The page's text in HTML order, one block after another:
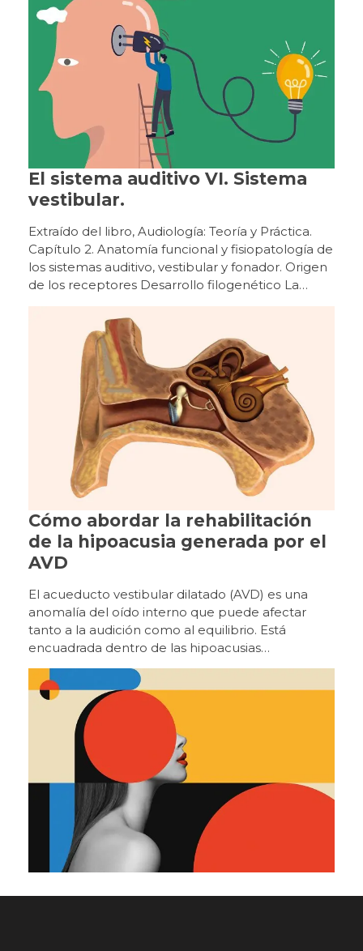
El sistema auditivo VI. Sistema
vestibular.
Extraído del libro, Audiología: Teoría y Práctica. Capítulo 2. Anatomía funcional y fisiopatología de los sistemas auditivo, vestibular y fonador. Origen de los receptores Desarrollo filogenético La percepción de la aceleración lineal y angular por los distintos receptores vestibulares permite que todas las especies animales que los poseen puedan orientarse en el espacio terrestre, aéreo y acuático de nuestro planeta. Esencialmente, desde que surgió la función del equilibrio en los primitivos organismos animales prehistóricos ha permanecido sin cambios hasta la actualidad, aunque morfológicamente los órganos sensoriales se han ido especializando y evolucionando según las diversas especies. El más simple es el estatocisto, consistente en una invaginación de la superficie animal (medusa, esponja) con líquido en su interior y una partícula calcárea que hace presión y desplaza los cilios de las células receptoras (localizadas en una región de la pared, similar a la mácula del sáculo). En función de la fuerza de la gravedad que se ejerce sobre dichas células, estos organismos mantienen una orientación espacial con sentido y dirección vertical. Posteriormente, en algunos moluscos, como el pulpo y la sepia, surgieron las primeras crestas, además del estatocisto, lo que permitió responder a movimientos de aceleración angular, con presencia de nistagmo. La complejidad del laberinto posterior progresa en un grupo de vertebrados con la aparición de los primeros conductos semicirculares verticales y con el cierre de la invaginación del estatocisto, formando una vesícula aislada en el interior, con líquido de producción endógena (endolinfa). La lamprea alcanza una estructura de canales anterior y posterior (con dilataciones bullosas, las ampollas, cada una con un primitivo receptor en forma de cresta), comunicados por un saco bilobulado con mácula sacular y utricular separadas, donde se localizan las células sensoriales. La aparición del canal semicircular horizontal en los primeros peces óseos y cartilaginosos (con mandíbula) permitió un mayor control del espacio tridimensional. A partir del máximo desarrollo de dichas estructuras vestibulares en los peces modernos (hace 100 millones de años), se ha llegado al más alto grado de perfección morfofuncional del órgano del equilibrio. En los vertebrados superiores, las vías nerviosas vestibulares centrales son cada vez más complejas debido a un desarrollo paralelo de aquellos sistemas aferentes que intervienen para mantener el equilibrio. Desarrollo ontogenético En un embrión humano de 19 a 21 días (2 mm de longitud corono- caudal), en el ectodermo superficial de la porción cefálica a la altura del rombo encéfalo, se diferencian las primitivas células que forman la placoda ótica. Tras su invaginación (fosa ótica), la separación de la superficie dará origen al otocisto o vesícula ótica (28 días). A partir de su porción dorsal derivarán las diferentes partes del sistema vestibular (laberinto posterior) y desde su porción ventral surgirán las estructuras de la cóclea (laberinto anterior). Hacia la quinta semana (embrión de 8-9 mm) se forman unos pliegues en la pared del otocisto que corresponderán a los receptores vestibulares. Estos se identifican como sáculo, utrículo y los tres conductos semicirculares (a las 6,5 semanas, 14 mm). En la décima semana (50 mm) todo el laberinto membranoso es muy evidente y se forma a su alrededor un modelo cartilaginoso a partir de la cápsula ótica mesenquimal (Sadler, 2012; Suárez y cols., 2007). Origen de las vías vestibulares centrales Desarrollo filogenético En los vertebrados superiores, las vías nerviosas vestibulares centrales son cada vez más complejas debido a un desarrollo paralelo de aquellos sistemas aferentes que intervienen para mantener el equilibrio (visión y propiocepción), cuyas respectivas vías nerviosas interactúan con la vestibular. La organización de los núcleos vestibulares supraespinales, integrados en la formación reticular, se empieza a observar en la lamprea, con dos agrupaciones neuronales (núcleos dorsal y ventral). A partir de los peces teleósteos se identifican cuatro agrupaciones que van aumentando en el número de células en los vertebrados superiores. Las conexiones vestíbulo-espinales son necesarias para el mantenimiento de la orientación corporal en los vertebrados primitivos. Cuando se incorporan funciones más complejas en animales más evolucionados, aparecen conexiones vestíbulo-cerebelosas y vestíbulo-oculares, siendo menos relevantes las vestíbulo-espinales (Bartual y Pérez, 1998). Desarrollo ontogenético A partir del primitivo ganglio estatoacústico-facial (embrión humano de 28 días), derivado de la porción ventral del otocisto y alojado en la mesénquima circundante, se diferencia (décima semana) el ganglio espiral (situado cerca del receptor auditivo en la cóclea) y el ganglio vestibular o de Scarpa (próximo al conducto auditivo interno). En estas primitivas neuronas ganglionares van apareciendo unas delgadas prolongaciones citoplasmáticas en polos opuestos de las células. La prolongación periférica (dendrita) se dirige hacia las respectivas regiones del laberinto membranoso, donde se localizarán los órganos sensoriales. La prolongación central (axón) se dirige a regiones del rombo encéfalo donde, a medida que progrese el desarrollo del sistema nervioso central, se diferenciarán las neuronas que constituirán los futuros núcleos vestibulares. Los órganos sensoriales vestibulares alcanzan una maduración con aspecto semejante al adulto hacia la vigésimo tercera semana de gestación. Entre la decimoprimera y la decimotercera semana, cuando se empiezan a diferenciar las células sensoriales en los epitelios de las regiones que corresponderán a las máculas y crestas ampulares, también se pueden identificar terminaciones nerviosas aferentes y eferentes, que se distribuyen por dicho epitelio y establecen algunas sinapsis. Los órganos sensoriales vestibulares alcanzan una maduración con aspecto semejante al adulto hacia la vigésimo tercera semana (Bartual y Pérez, 1998; Suárez y cols., 2007). Malformaciones del sistema vestibular Las malformaciones del oído interno que afectan a los conductos semicirculares y al acueducto del vestíbulo, son las que suelen causar vértigos en la infancia. Sin embargo, la malformación más frecuente, la dilatación del conducto semicircular horizontal, es raro que se asocie con un trastorno del equilibrio. Los casos de agenesia de los conductos semicirculares son poco frecuentes y suelen ocasionar un trastorno en la marcha. Las malformaciones del oído interno que afectan a los conductos semicirculares y al acueducto del vestíbulo, son las que suelen causar vértigos en la infancia. Anatomía del aparato vestibular periférico Figura 13Receptores sensoriales del equilibrio El sistema vestibular está constituido por el aparato vestibular (contenido dentro del oído interno, donde se encuentran los órganos receptores sensoriales periféricos) y por las vías vestibulares o vías nerviosas sensoriales centrales (aferente y eferente). Vestíbulo En el interior del vestíbulo del laberinto óseo se distinguen el utrículo y el sáculo del laberinto membranoso. Estos se comunican entre sí por el conducto utrículo-sacular, del que parte el conducto endolinfático (alojado en el acueducto vestibular) que acaba en el saco endolinfático situado en el espacio subdural de la cavidad craneal, al nivel de la cara posterior del peñasco. Las máculas sacular y utricular son órganos receptores integrados por células de soporte y células receptoras sensoriales ciliadas recubiertas por una membrana horizontal, con componentes mucopolisacáridos, sobre la que hay una serie de cristales de carbonato cálcico u otolitos. En las máculas utricular y sacular existe una línea imaginaria, la estriola, donde se organizan los manojos de células ciliares a ambos lados y con polarizaciones opuestas. El utrículo es una cavidad conectada a los conductos semicirculares. En el plano horizontal y en su parte anterior, se ubica la mácula (órgano otolítico), pequeña vesícula, aplanada transversalmente y adherida a la fosita semiovoidea, donde se sitúan las células sensoriales o ciliares. Estas son semejantes a las de las ampollas de los conductos semicirculares (con estereocilios y un kinocilio) y con la misma actividad eléctrica. La mácula del utrículo, al estar colocada en el suelo, tiene una orientación horizontal, captando las lateralizaciones hacia los lados, o las inclinaciones de la cabeza y sus desplazamientos lineales hacia atrás y hacia delante. El sáculo está situado por debajo del utrículo, es una pequeña vesícula redondeada adherida a la fosita hemisférica. Al nivel de esta fosita se encuentra la mácula del sáculo. En las máculas utricular y sacular existe una línea imaginaria (estriola) donde se organizan los manojos de células ciliares a ambos lados y con polarizaciones opuestas. Los estereocilios, están inmersos en una sustancia gelatinosa, la membrana otolítica, que soporta concreciones calcáreas (carbonato cálcico), los otolitos o estatoconias. Estos ejercen una acción gravitacional sobre el conjunto de estereocilios y de la sustancia gelatinosa. Los otolitos están anclados en la masa gelatinosa mediante fibras de colágeno, pero pueden desprenderse y disolverse por el espacio endolinfático (Bartual y Pérez, 1998; Suárez y cols., 2007; Williams, 1998). Conductos semicirculares En el interior de los tres conductos semicirculares óseos se encuentran los membranosos, que comunican con el utrículo alojado en el vestíbulo óseo. Están dispuestos en ángulo recto uno respecto al otro, en los tres planos del espacio: los dos de posición vertical son los conductos semicirculares anterior y posterior, y el horizontal, es el conducto semicircular lateral. Tal posición hace posible que
Cómo abordar la rehabilitación
de la hipoacusia generada por el
AVD
El acueducto vestibular dilatado (AVD) es una anomalía del oído interno que puede afectar tanto a la audición como al equilibrio. Está encuadrada dentro de las hipoacusias neurosensoriales, en el grupo de alteraciones cocleovestibulares. Conocer sus características clínicas y audiológicas es clave para ofrecer rehabilitaciones auditivas adecuadas y una atención centrada en el paciente, como se ha tratado en otros artículos de esta misma revista. Este artículo explora esta condición y revisa las recomendaciones basadas en la literatura científica para la adaptación de audífonos y el seguimiento de los pacientes. El AVD es la malformación del oído interno más frecuente asociada con hipoacusia neurosensorial (entre un 5% y un 15%). Fue descrito por primera vez en 1791 por Carlo Mondini durante una disección del hueso temporal. Sin embargo, no fue hasta 1969 que Valvassori relacionó estas malformaciones con síntomas similares a los del síndrome de Ménière 1. En 1978, Valvassori y Clemis definieron formalmente el AVD tras revisar 3,700 estudios de tomografía y establecieron que un acueducto vestibular se considerará dilatado cuando su diámetro supere 1,5 mm. En adultos, el diámetro puede oscilar entre 1,5 mm y 8 mm, siendo el promedio de 4 mm. Aunque algunos estudios utilizan criterios diferentes, la definición de Valvassori y Clemis sigue siendo la más aceptada en la actualidad. El acueducto vestibular dilatado se diagnostica principalmente mediante técnicas de imagen, como la tomografía computarizada y la resonancia magnética. Antes de continuar y para evitar posibles confusiones, cabe destacar que aunque Mondini fue el primero en describir estructuras relacionadas con el acueducto vestibular dilatado, la condición que se conoce como displasia de Mondini hace referencia a una malformación de la cóclea, caracterizada por encontrarse una vuelta y media en lugar de dos vueltas y media, y un saco endolinfático bulboso, junto con otras posibles anomalías del oído interno. Es importante destacar que la displasia de Mondini y el acueducto vestibular dilatado (EVA) no son lo mismo, aunque en algunos pacientes con Mondini también puede presentarse EVA. Esta distinción ayudará a evitar confusiones al interpretar diagnósticos y al planificar la rehabilitación auditiva. EL AVD se diagnostica principalmente mediante técnicas de imagen, como la tomografía computarizada (TC) y la resonancia magnética (RM). La TC permite visualizar el acueducto vestibular, mientras que la RM muestra el conducto endolinfático y el saco endolinfático. El AVD suele afectar a ambos oídos con mayor frecuencia que a uno solo y es ligeramente más común en mujeres que en hombres, y puede presentarse de forma aislada o asociarse a trastornos genéticos. Hoy en día, las pruebas de imagen están incluidas en los estudios que se realizan cuando se detectan niños con pérdida auditiva y gracias a esto se ha descubierto que el AVD es la malformación del oído interno que con más frecuencia se encuentra en estas imágenes, aunque en el 40% de los casos aparece junto con otras malformaciones 1. El AVD suele afectar a ambos oídos con mayor frecuencia que a uno solo y es ligeramente más común en mujeres que en hombres. Puede presentarse de forma aislada o asociarse a trastornos genéticos como el síndrome de Pendred, que provoca problemas tiroideos y bocio, así como a otros síndromes como CHARGE o Branquio-oto-renal (BOR). Los síntomas que podemos encontrar asociados con el AVD pueden ser auditivos y vestibulares. Incluyen no superar el cribado auditivo, menor respuesta a los sonidos en la vida diaria, retraso o dificultades en el desarrollo del habla y el lenguaje, así como problemas para oír, que en algunos casos aparecen tras golpes en la cabeza. Respecto a los síntomas vestibulares, es frecuente que haya retraso para empezar a andar, episodios de vértigo de duración variable y/o sensación persistente de desequilibrio. Las pruebas para evaluar la función auditiva en pacientes con acueducto vestibular dilatado (AVD), no difieren de las normales, siendo recomendable que se lleve a cabo una impedanciometría para comprobar la movilidad del tímpano y la presión del oído medio. En contexto clínico también incluyen emisiones otoacústicas (OAE), que verifican la función de las células ciliadas externas de la cóclea, y potenciales evocados vestibulares (VEMP), para valorar la función del sistema vestibular. Esta batería permite diferenciar entre problemas del oído medio y del oído interno, y proporciona información clave para el manejo clínico y la planificación de audífonos o implantes cocleares. No obstante, una vez que se conoce la condición, puede eludirse la medición de los reflejos teniendo en cuenta que pueden generar molestias vestibulares. Con relación al tipo de pérdida, la pérdida auditiva asociada al AVD puede presentarse como conductiva, neurosensorial o mixta, predominando el componente conductivo o mixto en las bajas frecuencias (250–1000 Hz) y el neurosensorial en las frecuencias altas. Si tenemos en cuenta las características del perfil audiométrico, los más frecuentes son tres: curva con caída en agudos y graves normales o más conservados, curva plana o el perfil conocido como «cookie-bite inverso», en el que la audición es peor en las frecuencias bajas y altas, pero se conserva relativamente mejor en las frecuencias medias. La severidad de la hipoacusia asociada al AVD es muy variable, y puede manifestarse desde leve hasta profunda. Una particularidad en esta condición es su evolución, pudiendo permanecer estable o progresar de forma gradual o súbita a lo largo del tiempo. Diferentes estudios, como el de Gopen et al.2, concluyen que entre el 60% y el 70 % de los pacientes con AVD experimenta pérdida auditiva progresiva o episodios de pérdida súbita en los nueve años posteriores a su diagnóstico, mientras que solo el 30–40 % se mantiene estable a lo largo de este período. En este sentido, es muy importante entender que en el AVD puede aumentar el riesgo de un descenso súbito en la audición por factores como traumatismos craneales, cambios de presión, fiebre alta, exposición a ruidos intensos o infecciones respiratorias, aunque no siempre ocurre, especialmente en el caso de los traumatismos si estos son leves. Alrededor del 70 % de los pacientes con AVD experimenta pérdida auditiva progresiva o episodios de pérdida súbita en los nueve años posteriores a su diagnóstico. Los pacientes que han tenido fluctuaciones previas en la audición son más susceptibles de que ocurran nuevos episodios de pérdida. El tamaño del acueducto vestibular y del saco endolinfático no permite predecir cómo evolucionará la pérdida auditiva, aunque algunos estudios sugieren que los acueductos más grandes podrían asociarse a un mayor riesgo de empeoramiento progresivo. Es importante que los audiólogos conozcan que, a medida que progresa la pérdida auditiva, la capacidad de reconocer palabras suele disminuir, y que esta dificultad en la discriminación puede ser mayor a la esperada en comparación con otras hipoacusias con similar componente conductivo o mixto de origen en el oído medio y no coclear. Según las conclusiones de Wolf 1, no existen tratamientos quirúrgicos ni farmacológicos que hayan demostrado revertir la pérdida auditiva en el acueducto vestibular dilatado (AVD). Se han utilizado procedimientos como el «Shunt», consistente en drenar o derivar el exceso de líquido del saco endolinfático, la oclusión o el uso de corticosteroides, si bien no se han mostrado eficaces y en algunos casos, pueden empeorar la audición. Por ello, el manejo se centra en los síntomas y en mejorar la comunicación del paciente mediante audífonos, implantes cocleares, sistemas FM y estrategias de apoyo a la comunicación, como la ubicación preferencial en el aula y medidas que favorezcan la lectura labial. No existen tratamientos quirúrgicos ni farmacológicos que hayan demostrado revertir la pérdida auditiva en el acueducto vestibular dilatado (AVD). Como se ha dicho unas líneas más arriba, la pérdida auditiva en pacientes con acueducto vestibular dilatado puede ser conductiva, mixta o sensorioneural, y su evolución varía: puede mantenerse estable, fluctuar o empeorar de manera súbita. Es por ello muy importante ante este diagnóstico, utilizar todas las herramientas clínicas disponibles para poder diferenciar componentes conductivos de origen coclear de los relacionados con el oído medio. La vigilancia continua de la audición, el rendimiento de los audífonos y la programación de implantes cocleares es esencial cuando hay fluctuaciones. Además, dado que el EVA puede tener un componente genético, se recomienda también evaluar a otros miembros de la familia. Dado que la mayoría de las dificultades en el AVD no se originan en el oído medio, lo más recomendable es programar el audífono según la pérdida neurosensorial y evaluar el resultado mediante el feedback del paciente. En referencia a la programación de los audífonos, no existe una regla estricta sobre si usar los umbrales óseos o tratar la adaptación como pérdida neurosensorial, a pesar del eventual GAP. Dado que la mayoría de las dificultades en el AVD no se originan en el oído medio, lo más recomendable es programar el audífono según la pérdida neurosensorial y evaluar el resultado mediante retroalimentación y cuestionarios de validación al paciente, comprobaciones electroacústicas o pruebas verbales en cabina, ajustando la programación según la respuesta funcional del paciente. Por ello, en nuestra práctica, la rehabilitación de la hipoacusia generada por un AVD sugiere contemplar los siguientes aspectos: 1. Asesoramiento y educación familiar como un aspecto clave. • Informar a pacientes y familias sobre actividades que deben evitarse para prevenir la progresión de la pérdida auditiva, como deportes de contacto, golpes en la cabeza o cambios bruscos